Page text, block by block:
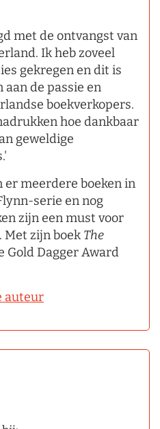
met de ontvangst van
Ik heb zoveel
gekregen en dit is
de passie en
boekverkopers.
hoe dankbaar
geweldige
meerdere boeken in
serie en nog
zijn een must voor
zijn boek The
Gold Dagger Award
auteur